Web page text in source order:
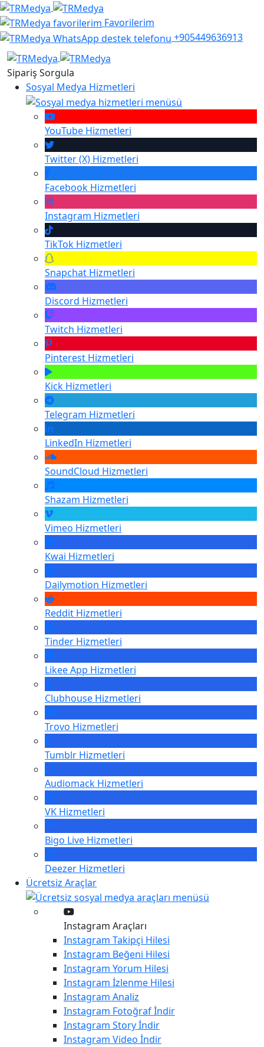
Favorilerim
+905449636913
Sipariş Sorgula
Sosyal Medya Hizmetleri
YouTube Hizmetleri
Twitter (X) Hizmetleri
Facebook Hizmetleri
Instagram Hizmetleri
TikTok Hizmetleri
Snapchat Hizmetleri
Discord Hizmetleri
Twitch Hizmetleri
Pinterest Hizmetleri
Kick Hizmetleri
Telegram Hizmetleri
LinkedIn Hizmetleri
SoundCloud Hizmetleri
Shazam Hizmetleri
Vimeo Hizmetleri
Kwai Hizmetleri
Dailymotion Hizmetleri
Reddit Hizmetleri
Tinder Hizmetleri
Likee App Hizmetleri
Clubhouse Hizmetleri
Trovo Hizmetleri
Tumblr Hizmetleri
Audiomack Hizmetleri
VK Hizmetleri
Bigo Live Hizmetleri
Deezer Hizmetleri
Ücretsiz Araçlar
Instagram Araçları
Instagram Takipçi Hilesi
Instagram Beğeni Hilesi
Instagram Yorum Hilesi
Instagram İzlenme Hilesi
Instagram Analiz
Instagram Fotoğraf İndir
Instagram Story İndir
Instagram Video İndir